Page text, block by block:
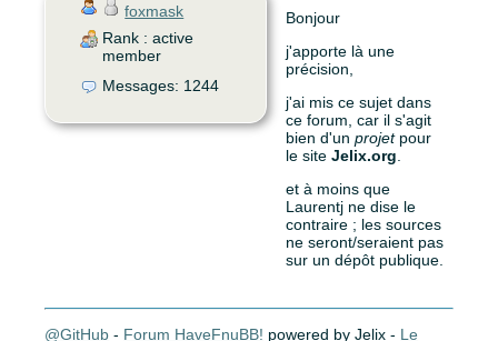
foxmask
Rank : active
member
Messages: 1244
Bonjour
j'apporte là une
précision,
j'ai mis ce sujet dans
ce forum, car il s'agit
bien d'unprojetpour
le siteJelix.org
et à moins que
Laurentj ne dise le
contraire ; les sources
ne seront/seraient pas
sur un dépôt publique.
@GitHub - Forum HaveFnuBB! powered by Jelix - Le